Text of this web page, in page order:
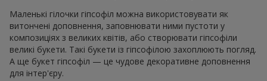
Маленькі гілочки гіпсофіл можна використовувати як
витончені доповнення, заповнювати ними пустоти у
композиціях з великих квітів, або створювати гіпсофіли
великі букети. Такі букети із гіпсофілою захоплюють погляд.
А ще букет гіпсофіл — це чудове декоративне доповнення
для інтер'єру.